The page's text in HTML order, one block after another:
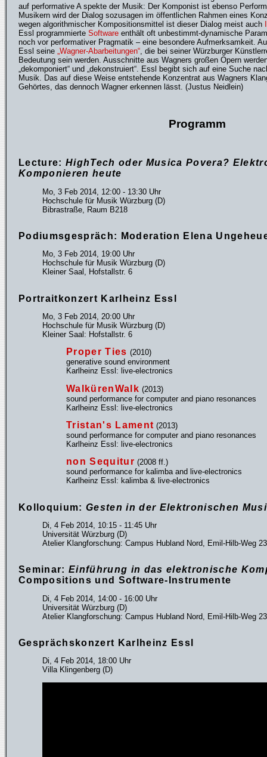
auf performative A spekte der Musik: Der Komponist ist ebenso
Musikern wird der Dialog sozusagen im öffentlichen Rahmen eines
wegen algorithmischer Kompositionsmittel ist dieser Dialog meist auch
Essl programmierte Software enthält oft unbestimmt-dynamische
noch vor performativer Pragmatik – eine besondere Aufmerksamkeit.
Essl seine „Wagner-Abarbeitungen“, die bei seiner Würzburger
Bedeutung sein werden. Ausschnitte aus Wagners großen Opern
„dekomponiert“ und „dekonstruiert“. Essl begibt sich auf eine Suche
Musik. Das auf diese Weise entstehende Konzentrat aus Wagners
Gehörtes, das dennoch Wagner erkennen lässt. (Justus Neidlein)
Programm
Lecture: HighTech oder Musica Povera?
Komponieren heute
Mo, 3 Feb 2014, 12:00 - 13:30 Uhr
Hochschule für Musik Würzburg (D)
Bibrastraße, Raum B218
Podiumsgespräch: Moderation Elena
Mo, 3 Feb 2014, 19:00 Uhr
Hochschule für Musik Würzburg (D)
Kleiner Saal, Hofstallstr. 6
Portraitkonzert Karlheinz Essl
Mo, 3 Feb 2014, 20:00 Uhr
Hochschule für Musik Würzburg (D)
Kleiner Saal: Hofstallstr. 6
Proper Ties (2010)
generative sound environment
Karlheinz Essl: live-electronics
WalkürenWalk (2013)
sound performance for computer and piano resonances
Karlheinz Essl: live-electronics
Tristan's Lament (2013)
sound performance for computer and piano resonances
Karlheinz Essl: live-electronics
non Sequitur (2008 ff.)
sound performance for kalimba and live-electronics
Karlheinz Essl: kalimba & live-electronics
Kolloquium: Gesten in der Elektronischen
Di, 4 Feb 2014, 10:15 - 11:45 Uhr
Universität Würzburg (D)
Atelier Klangforschung: Campus Hubland Nord, Emil-Hilb-Weg 23
Seminar: Einführung in das elektronische
Compositions und Software-Instrumente
Di, 4 Feb 2014, 14:00 - 16:00 Uhr
Universität Würzburg (D)
Atelier Klangforschung: Campus Hubland Nord, Emil-Hilb-Weg 23
Gesprächskonzert Karlheinz Essl
Di, 4 Feb 2014, 18:00 Uhr
Villa Klingenberg (D)